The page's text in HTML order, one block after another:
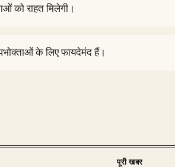
को राहत मिलेगी।
के लिए फायदेमंद हैं।